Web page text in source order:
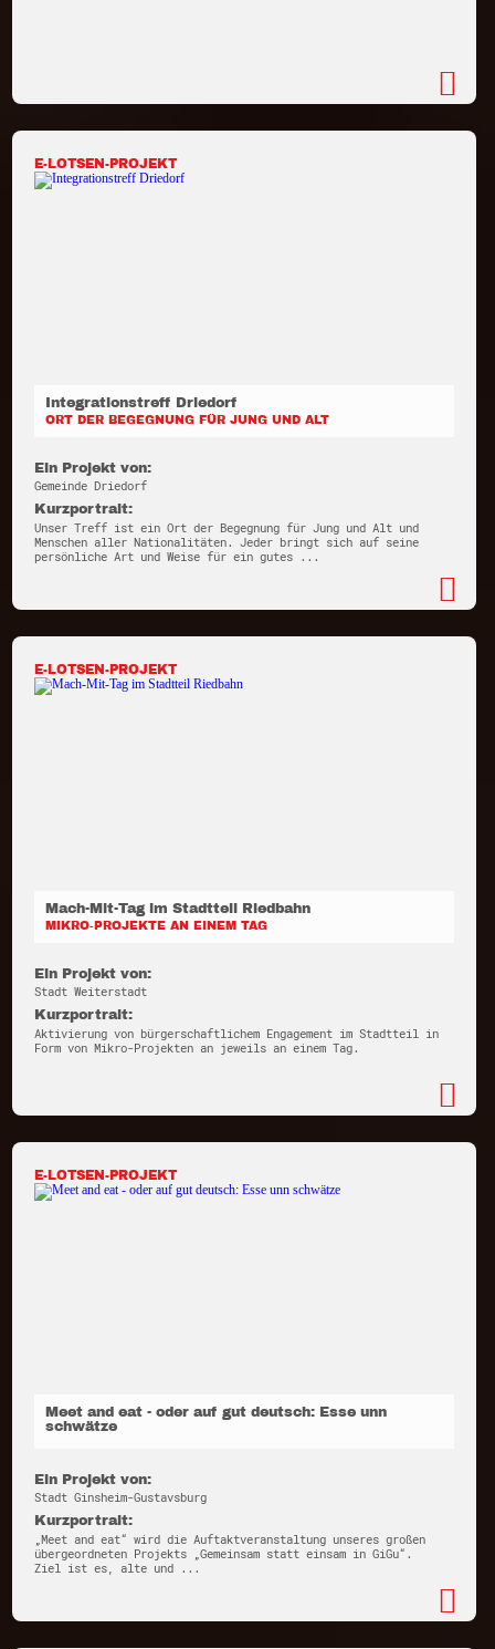
E-LOTSEN-PROJEKT
Integrationstreff Driedorf
ORT DER BEGEGNUNG FÜR JUNG UND ALT
Ein Projekt von:
Gemeinde Driedorf
Kurzportrait:
Unser Treff ist ein Ort der Begegnung für Jung und Alt und
Menschen aller Nationalitäten. Jeder bringt sich auf seine
persönliche Art und Weise für ein gutes ...
E-LOTSEN-PROJEKT
Mach-Mit-Tag im Stadtteil Riedbahn
MIKRO-PROJEKTE AN EINEM TAG
Ein Projekt von:
Stadt Weiterstadt
Kurzportrait:
Aktivierung von bürgerschaftlichem Engagement im Stadtteil in
Form von Mikro-Projekten an jeweils an einem Tag.
E-LOTSEN-PROJEKT
Meet and eat - oder auf gut deutsch: Esse unn
schwätze
Ein Projekt von:
Stadt Ginsheim-Gustavsburg
Kurzportrait:
„Meet and eat“ wird die Auftaktveranstaltung unseres großen
übergeordneten Projekts „Gemeinsam statt einsam in GiGu“.
Ziel ist es, alte und ...